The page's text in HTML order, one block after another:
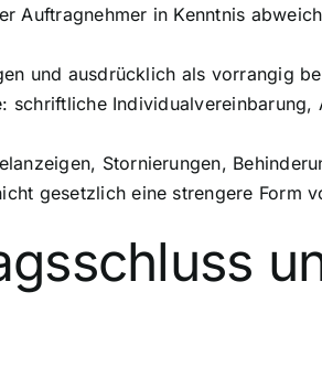
Auftragnehmer in Kenntnis
und ausdrücklich als vorrangig
schriftliche Individualvereinbarung,
Stornierungen,
gesetzlich eine strengere Form